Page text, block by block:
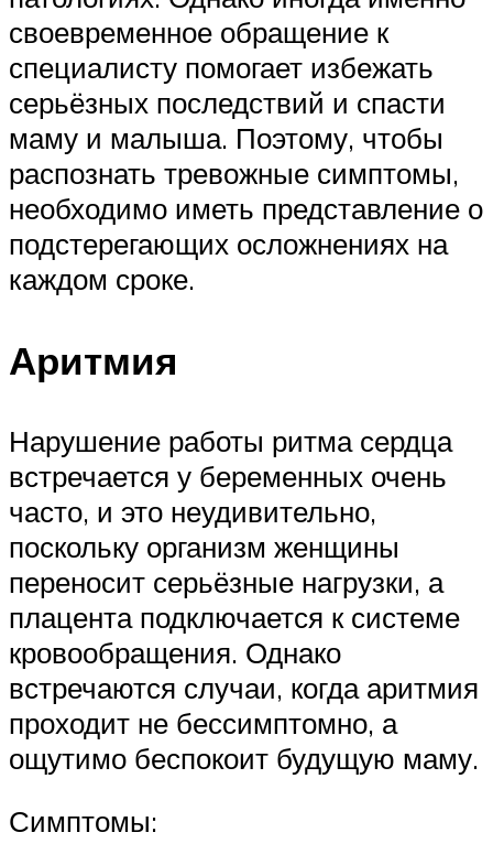
своевременное обращение к
специалисту помогает избежать
серьёзных последствий и спасти
маму и малыша. Поэтому, чтобы
распознать тревожные симптомы,
необходимо иметь представление о
подстерегающих осложнениях на
каждом сроке.
Аритмия
Нарушение работы ритма сердца
встречается у беременных очень
часто, и это неудивительно,
поскольку организм женщины
переносит серьёзные нагрузки, а
плацента подключается к системе
кровообращения. Однако
встречаются случаи, когда аритмия
проходит не бессимптомно, а
ощутимо беспокоит будущую маму.
Симптомы: